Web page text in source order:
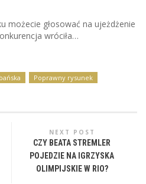
możecie głosować na ujeżdżenie
wróciła…
Poprawny rysunek
NEXT POST
CZY BEATA STREMLER
POJEDZIE NA IGRZYSKA
OLIMPIJSKIE W RIO?